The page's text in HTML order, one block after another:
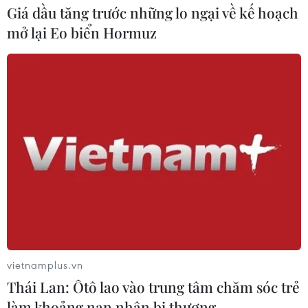
Virus H5N1 lây lan trong quần thể
chim bản địa tại Australia
HIV/AIDS bùng phát trở lại
29/07/2026 05:17
thư
28/07/2026 04:37
Giá dầu tăng trước những lo ngại về kế hoạch
mở lại Eo biển Hormuz
vietnamplus.vn
Thái Lan: Ôtô lao vào trung tâm chăm sóc trẻ